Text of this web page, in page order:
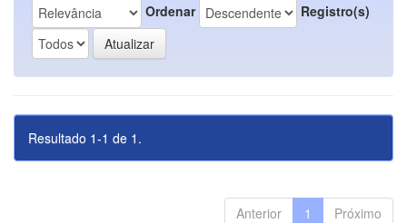
Ordenar
Registro(s)
Resultado 1-1 de 1.
Anterior 1 Próximo